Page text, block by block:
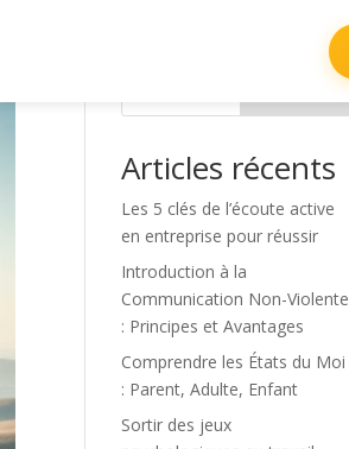
Articles récents
Les 5 clés de l’écoute active
en entreprise pour réussir
Introduction à la
Communication Non-Violente
: Principes et Avantages
Comprendre les États du Moi
: Parent, Adulte, Enfant
Sortir des jeux